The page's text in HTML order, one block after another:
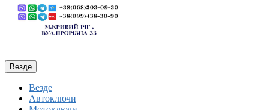
Везде
Везде
Автоключи